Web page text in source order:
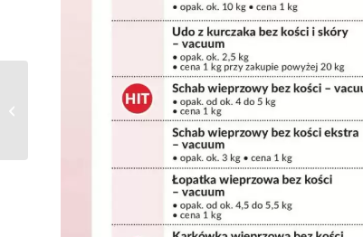
Gazetka Makro od